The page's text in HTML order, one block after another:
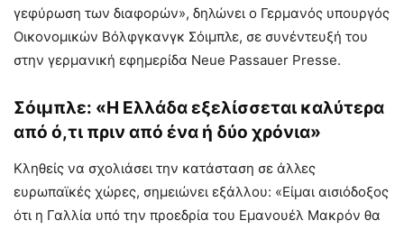
γεφύρωση των διαφορών», δηλώνει ο Γερμανός υπουργός
Οικονομικών Βόλφγκανγκ Σόιμπλε, σε συνέντευξή του
στην γερμανική εφημερίδα Neue Passauer Presse.
Σόιμπλε: «Η Ελλάδα εξελίσσεται καλύτερα
από ό,τι πριν από ένα ή δύο χρόνια»
Κληθείς να σχολιάσει την κατάσταση σε άλλες
ευρωπαϊκές χώρες, σημειώνει εξάλλου: «Είμαι αισιόδοξος
ότι η Γαλλία υπό την προεδρία του Εμανουέλ Μακρόν θα